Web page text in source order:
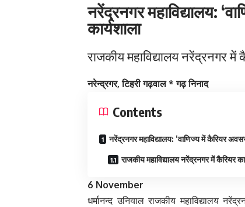
नरेंद्रनगर महाविद्यालय:
कार्यशाला
राजकीय महाविद्यालय नरेंद्रनगर
नरेन्द्रगर, टिहरी गढ़वाल * गढ़ निनाद
Contents
नरेंद्रनगर महाविद्यालय: ‘वाणिज्य में कैरियर
राजकीय महाविद्यालय नरेंद्रनगर में कैरियर
6 November
धर्मानन्द उनियाल राजकीय महाविद्यालय